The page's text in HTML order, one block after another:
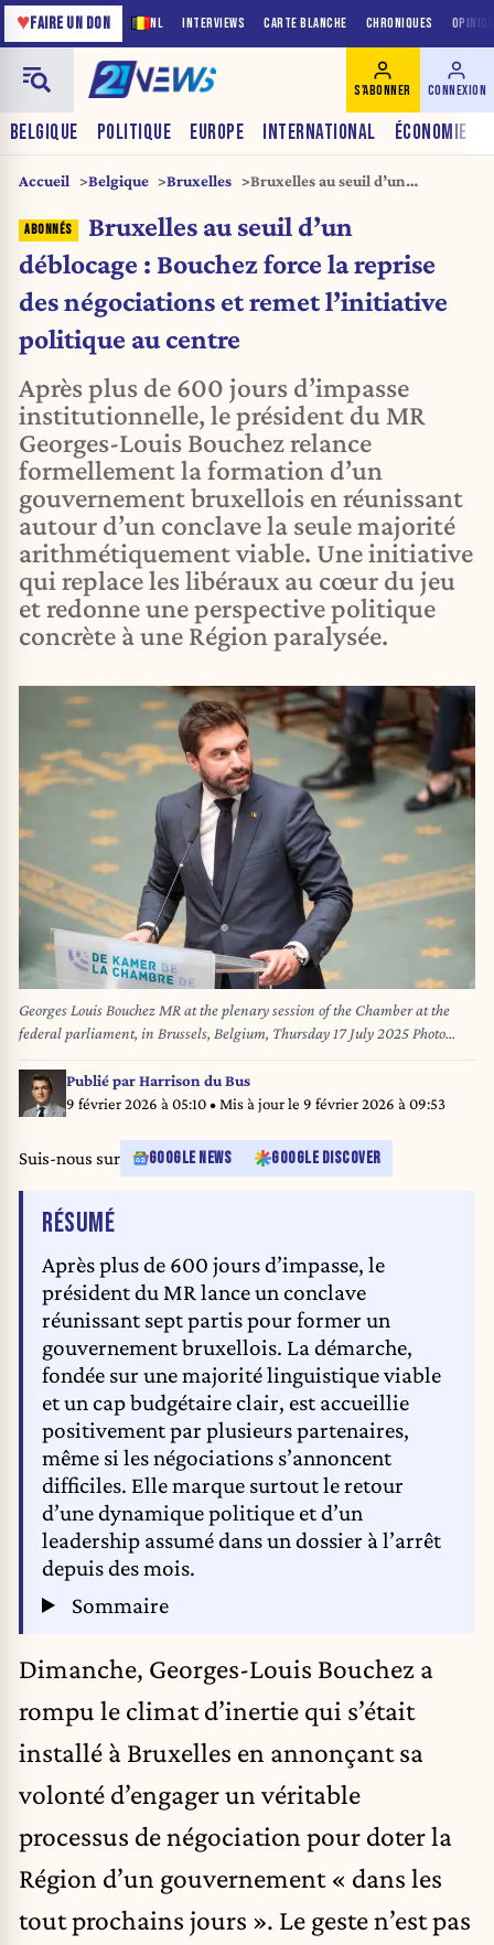
NL INTERVIEWS CARTE BLANCHE CHRONIQUES
♥FAIRE UN DON
BELGIQUE POLITIQUE EUROPE INTERNATIONAL ÉCONOMIE
S'ABONNER CONNEXION
Accueil Belgique Bruxelles
Bruxelles au seuil d’un
reprise des négociations et
remet l’initiative politique au
centre
Bruxelles au seuil d’un
déblocage : Bouchez force la reprise
des négociations et remet l’initiative
politique au centre
Après plus de 600 jours d’impasse
institutionnelle, le président du MR
Georges-Louis Bouchez relance
formellement la formation d’un
gouvernement bruxellois en réunissant
autour d’un conclave la seule majorité
arithmétiquement viable. Une initiative
qui replace les libéraux au cœur du jeu
et redonne une perspective politique
concrète à une Région paralysée.
Georges Louis Bouchez MR at the plenary session of the Chamber at the
federal parliament, in Brussels, Belgium, Thursday 17 July 2025 Photo
Werner Lerooy
Publié parHarrison du Bus
9 février 2026 à 05:10• Mis à jour le 9 février 2026 à 09:53
Suis-nous sur GOOGLE NEWS GOOGLE DISCOVER
RÉSUMÉDE L'ARTICLE
Après plus de 600 jours d’impasse, le
président du MR lance un conclave
réunissant sept partis pour former un
gouvernement bruxellois. La démarche,
fondée sur une majorité linguistique viable
et un cap budgétaire clair, est accueillie
positivement par plusieurs partenaires,
même si les négociations s’annoncent
difficiles. Elle marque surtout le retour
d’une dynamique politique et d’un
leadership assumé dans un dossier à l’arrêt
depuis des mois.
Sommaire
Dimanche, Georges-Louis Bouchez a
rompu le climat d’inertie qui s’était
installé à Bruxelles en annonçant sa
volonté d’engager un véritable
processus de négociation pour doter la
Région d’un gouvernement « dans les
tout prochains jours ». Le geste n’est pas